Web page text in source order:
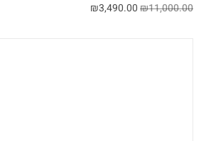
₪11,000.00
₪3,490.00